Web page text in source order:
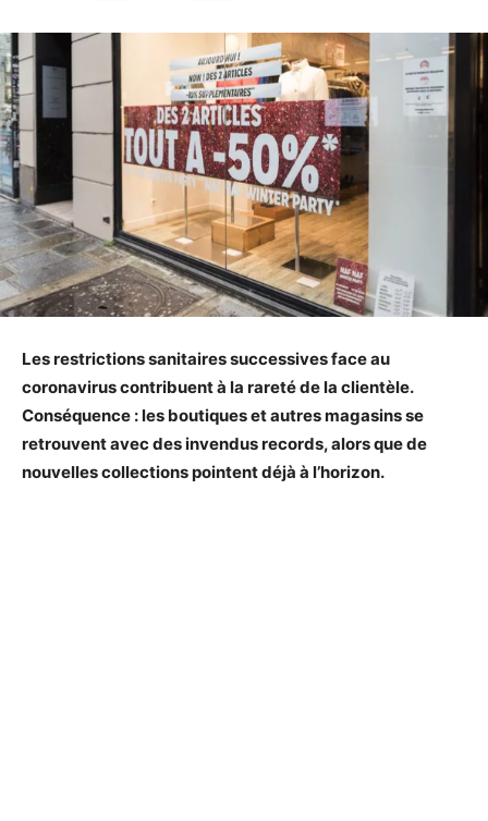
Les restrictions sanitaires successives face au
coronavirus contribuent à la rareté de la clientèle.
Conséquence : les boutiques et autres magasins se
retrouvent avec des invendus records, alors que de
nouvelles collections pointent déjà à l’horizon.